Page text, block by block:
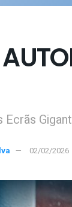
Ecrãs
02/02/2026